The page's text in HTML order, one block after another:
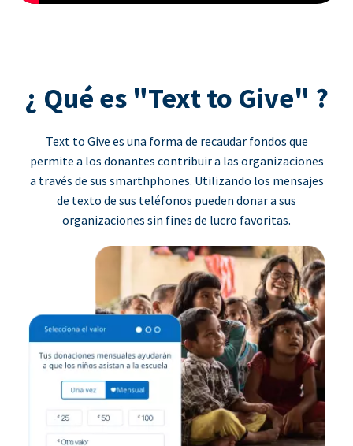
¿ Qué es "Text to Give" ?
Text to Give es una forma de recaudar fondos que
permite a los donantes contribuir a las organizaciones
a través de sus smarthphones. Utilizando los mensajes
de texto de sus teléfonos pueden donar a sus
organizaciones sin fines de lucro favoritas.